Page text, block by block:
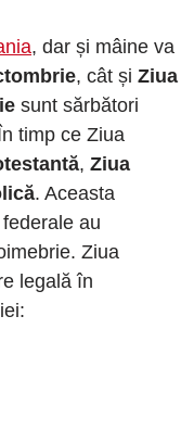
, dar și mâine va
, cât și Ziua
sunt sărbători
timp ce Ziua
, Ziua
. Aceasta
au
Ziua
legală în